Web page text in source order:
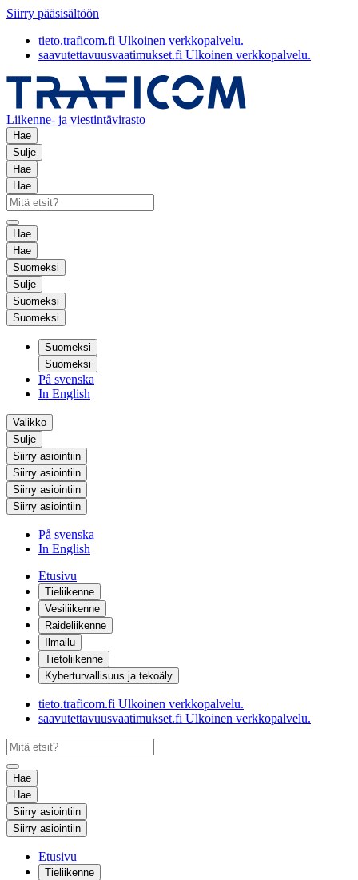
Siirry pääsisältöön
tieto.traficom.fi Ulkoinen verkkopalvelu.
saavutettavuusvaatimukset.fi Ulkoinen verkkopalvelu.
Liikenne- ja viestintävirasto
Hae
Sulje
Hae
Hae
Hae
Hae
Suomeksi
Sulje
Suomeksi
Suomeksi
Suomeksi
Suomeksi
På svenska
In English
Valikko
Sulje
Siirry asiointiin
Siirry asiointiin
Siirry asiointiin
Siirry asiointiin
På svenska
In English
Etusivu
Tieliikenne
Vesiliikenne
Raideliikenne
Ilmailu
Tietoliikenne
Kyberturvallisuus ja tekoäly
tieto.traficom.fi Ulkoinen verkkopalvelu.
saavutettavuusvaatimukset.fi Ulkoinen verkkopalvelu.
Hae
Hae
Siirry asiointiin
Siirry asiointiin
Etusivu
Tieliikenne